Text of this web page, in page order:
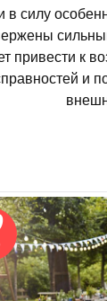
в силу
привести к
и